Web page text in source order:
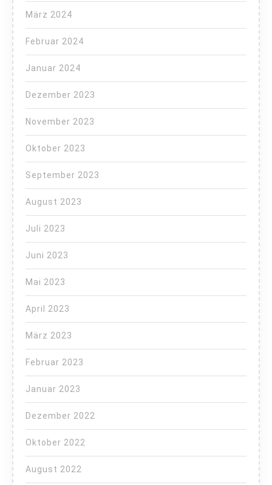
März 2024
Februar 2024
Januar 2024
Dezember 2023
November 2023
Oktober 2023
September 2023
August 2023
Juli 2023
Juni 2023
Mai 2023
April 2023
März 2023
Februar 2023
Januar 2023
Dezember 2022
Oktober 2022
August 2022